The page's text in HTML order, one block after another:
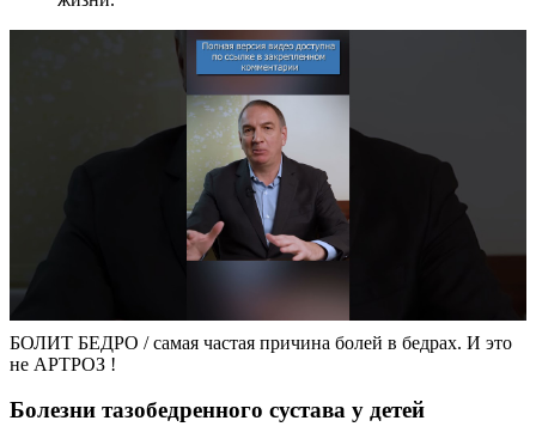
БОЛИТ БЕДРО / самая частая причина болей в бедрах. И это
не АРТРОЗ !
Болезни тазобедренного сустава у детей